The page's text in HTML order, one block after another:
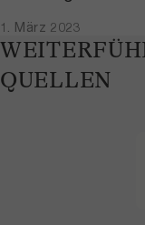
1. März 2023
QUELLEN